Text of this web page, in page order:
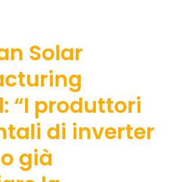
Solar
“I produttori
di inverter
già